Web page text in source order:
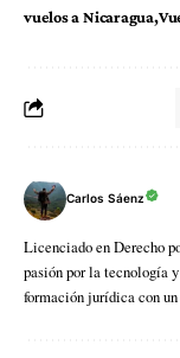
vuelos a Nicaragua
Carlos Sáenz
Licenciado en Derecho
pasión por la tecnología
formación jurídica con